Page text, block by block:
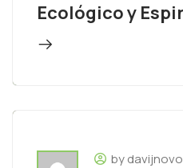
Ecológico y
by davijnovo